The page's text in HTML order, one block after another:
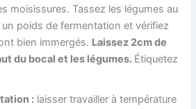
moisissures. Tassez les légumes au
poids de fermentation et vérifiez
bien immergés. Laissez 2cm de
du bocal et les légumes. Étiquetez
: laisser travailler à température